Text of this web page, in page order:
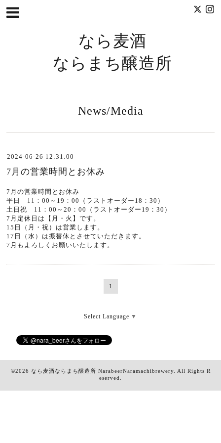
なら麦酒
ならまち醸造所
News/Media
2024-06-26 12:31:00
7月の営業時間とお休み
7月の営業時間とお休み
平日 11：00～19：00（ラストオーダー18：30）
土日祝 11：00～20：00（ラストオーダー19：30）
7月定休日は【月・火】です。
15日（月・祝）は営業します。
17日（水）は振替休とさせていただきます。
7月もよろしくお願いいたします。
1
Select Language ▼
©2026 なら麦酒ならまち醸造所 NarabeerNaramachibrewery. All Rights R
eserved.